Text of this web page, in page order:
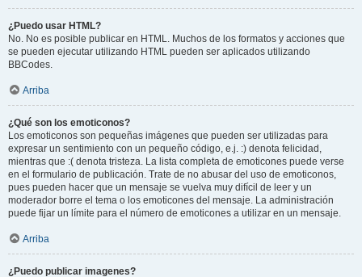
¿Puedo usar HTML?
No. No es posible publicar en HTML. Muchos de los formatos y acciones que
se pueden ejecutar utilizando HTML pueden ser aplicados utilizando
BBCodes.
Arriba
¿Qué son los emoticonos?
Los emoticonos son pequeñas imágenes que pueden ser utilizadas para
expresar un sentimiento con un pequeño código, e.j. :) denota felicidad,
mientras que :( denota tristeza. La lista completa de emoticones puede verse
en el formulario de publicación. Trate de no abusar del uso de emoticonos,
pues pueden hacer que un mensaje se vuelva muy difícil de leer y un
moderador borre el tema o los emoticones del mensaje. La administración
puede fijar un límite para el número de emoticones a utilizar en un mensaje.
Arriba
¿Puedo publicar imagenes?